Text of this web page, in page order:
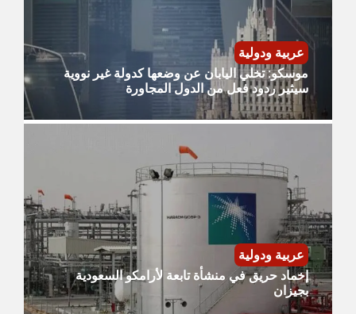
عربية ودولية
موسكو: تخلي اليابان عن وضعها كدولة غير نووية
سيثير ردود فعل من الدول المجاورة
عربية ودولية
إخماد حريق في منشأة تابعة لأرامكو السعودية
بجيزان